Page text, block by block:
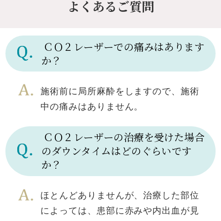
よくあるご質問
ＣＯ２レーザーでの痛みはあります
か？
施術前に局所麻酔をしますので、施術
中の痛みはありません。
ＣＯ２レーザーの治療を受けた場合
のダウンタイムはどのぐらいです
か？
ほとんどありませんが、治療した部位
によっては、患部に赤みや内出血が見